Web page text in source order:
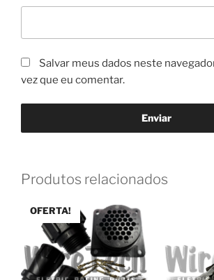
Salvar meus dados neste
vez que eu comentar.
Produtos relacionados
OFERTA!